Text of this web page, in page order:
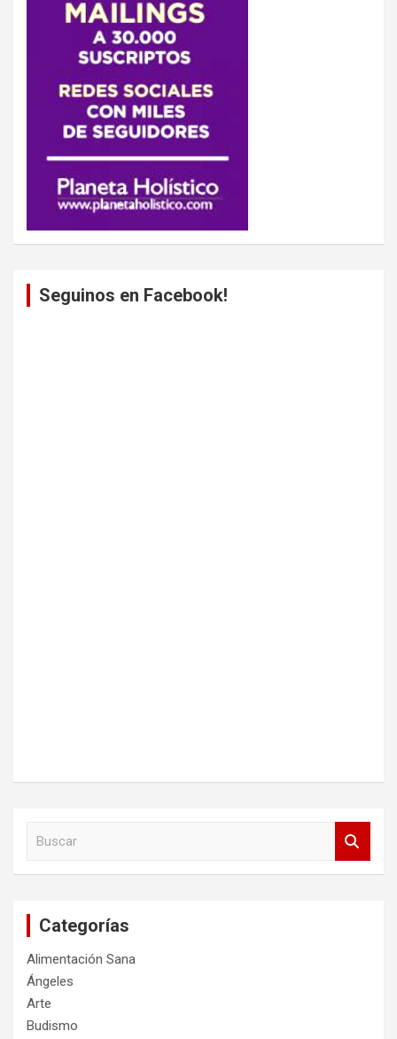
Seguinos en Facebook!
Categorías
Alimentación Sana
Ángeles
Arte
Budismo